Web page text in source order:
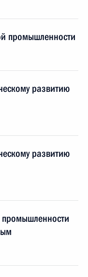
промышленности
развитию
развитию